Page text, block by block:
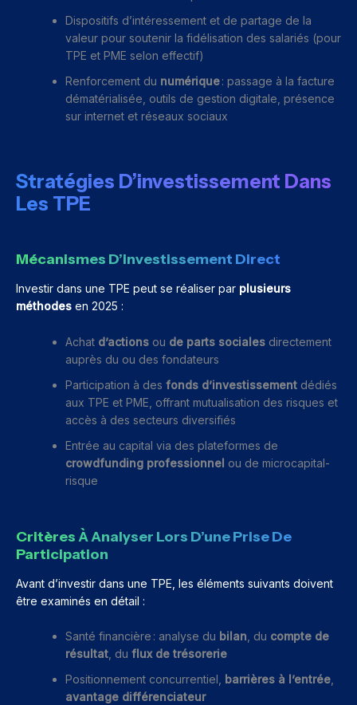
Dispositifs d’intéressement et de partage de la
valeur pour soutenir la fidélisation des salariés (pour
TPE et PME selon effectif)
Renforcement du numérique: passage à la facture
dématérialisée, outils de gestion digitale, présence
sur internet et réseaux sociaux
Stratégies D’investissement Dans
Les TPE
Mécanismes D’investissement Direct
Investir dans une TPE peut se réaliser par plusieurs
méthodes en 2025 :
Achat d’actions ou de parts sociales directement
auprès du ou des fondateurs
Participation à des fonds d’investissement dédiés
aux TPE et PME, offrant mutualisation des risques et
accès à des secteurs diversifiés
Entrée au capital via des plateformes de
crowdfunding professionnel ou de microcapital-
risque
Critères À Analyser Lors D’une Prise De
Participation
Avant d’investir dans une TPE, les éléments suivants doivent
être examinés en détail :
Santé financière : analyse du bilan, du compte de
résultat, du flux de trésorerie
Positionnement concurrentiel, barrières à l’entrée,
avantage différenciateur